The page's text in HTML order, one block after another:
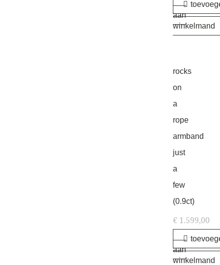
aan
winkelmand
rocks
on
a
rope
armband
just
a
few
(0.9ct)
€1.599,00
aan
winkelmand